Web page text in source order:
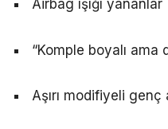
Airbag ışığı yananlar
“Komple boyalı ama
Aşırı modifiyeli genç